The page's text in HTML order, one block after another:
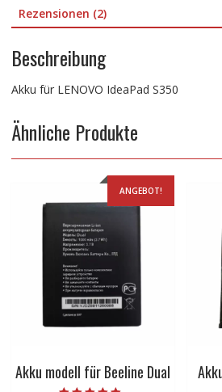
Rezensionen (2)
Beschreibung
Akku für LENOVO IdeaPad S350
Ähnliche Produkte
ANGEBOT!
Akku modell für Beeline Dual